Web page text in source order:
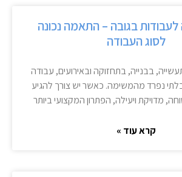
בגובה – התאמה נכונה
לסוג העבודה
בבנייה, בתחזוקה ובאירועים, עבודה
נפרד מהמשימה. כאשר יש צורך להגיע
מדויקת ויעילה, הפתרון המקצועי ביותר
קרא עוד »